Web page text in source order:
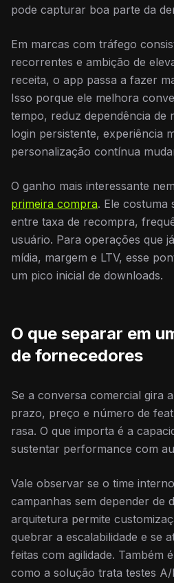
pode capturar boa parte da
Em marcas com tráfego
recorrentes e ambição de
receita, o app passa a fazer
Isso porque ele melhora
tempo, reduz dependência de
login persistente, experiência
personalização contínua
O ganho mais interessante
primeira compra. Ele costuma
entre taxa de recompra,
usuário. Para operações que
mídia, margem e LTV, esse
um pico inicial de downloads.
O que separar em
de fornecedores
Se a conversa comercial gira
prazo, preço e número de
rasa. O que importa é a
sustentar performance com
Vale observar se o time
campanhas sem depender de
arquitetura permite
quebrar a escalabilidade e se
feitas com agilidade. Também
como a solução trata testes